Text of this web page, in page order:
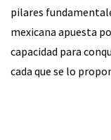
pilares
mexicana apuesta
capacidad para
cada que se lo